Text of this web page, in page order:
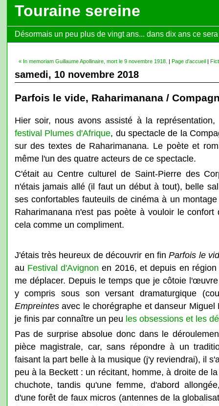
Touraine sereine
Désormais un peu plus de vingt ans... dans dix ans ce
« In memoriam Guillaume Apollinaire, mort le 9 novembre 1918. | Page d'accueil|
samedi, 10 novembre 2018
Parfois le vide, Raharimanana /
Hier soir, nous avons assisté à la
festival Plumes d'Afrique, du spectacle de la
sur des textes de Raharimanana. Le poète et
même l'un des quatre acteurs de ce spectacle.
C'était au Centre culturel de Saint-Pierre des
n'étais jamais allé (il faut un début à tout), belle
ses confortables fauteuils de cinéma à un
Raharimanana n'est pas poète à vouloir le
cela comme un compliment.
J'étais très heureux de découvrir en finParfois le
au Festival d'Avignon en 2016, et depuis en
me déplacer. Depuis le temps que je côtoie
y compris sous son versant dramaturgique
Empreintesavec le chorégraphe et danseur Miguel
je finis par connaître un peu les obsessions et les
Pas de surprise absolue donc dans le
pièce magistrale, car, sans répondre à un
faisant la part belle à la musique (j'y reviendrai), il
peu à la Beckett : un récitant, homme, à droite de
chuchote, tandis qu'une femme, d'abord
d'une forêt de faux micros (antennes de la